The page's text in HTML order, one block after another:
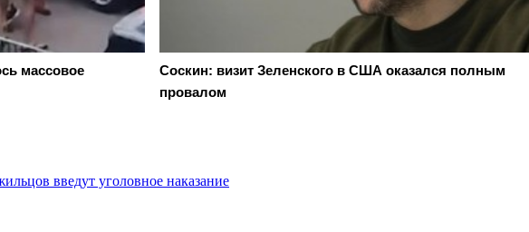
массовое
Соскин: визит Зеленского в США оказался полным
провалом
введут уголовное наказание